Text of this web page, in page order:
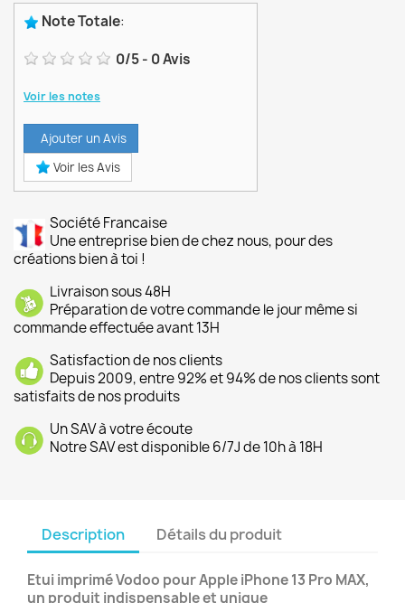
Note Totale:
0/5- 0Avis
Voir les notes
Ajouter un Avis
Voir les Avis
Société Francaise
Une entreprise bien de chez nous, pour des
créations bien à toi !
Livraison sous 48H
Préparation de votre commande le jour même si
commande effectuée avant 13H
Satisfaction de nos clients
Depuis 2009, entre 92% et 94% de nos clients sont
satisfaits de nos produits
Un SAV à votre écoute
Notre SAV est disponible 6/7J de 10h à 18H
Description Détails du produit
Etui imprimé Vodoo pour Apple iPhone 13 Pro MAX,
un produit indispensable et unique